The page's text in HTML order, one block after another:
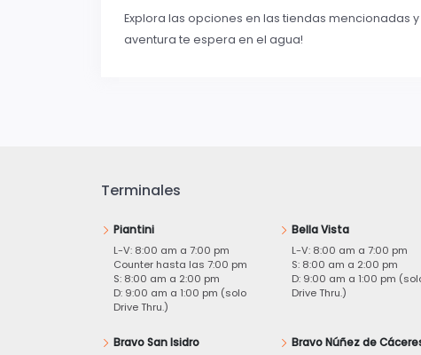
Explora las opciones en las tiendas mencionadas
aventura te espera en el agua!
Terminales
Piantini
L-V: 8:00 am a 7:00 pm
Counter hasta las 7:00 pm
S: 8:00 am a 2:00 pm
D: 9:00 am a 1:00 pm (solo
Drive Thru.)
Bella Vista
L-V: 8:00 am a 7:00 pm
S: 8:00 am a 2:00 pm
D: 9:00 am a 1:00 pm
Drive Thru.)
Bravo San Isidro Bravo Núñez de